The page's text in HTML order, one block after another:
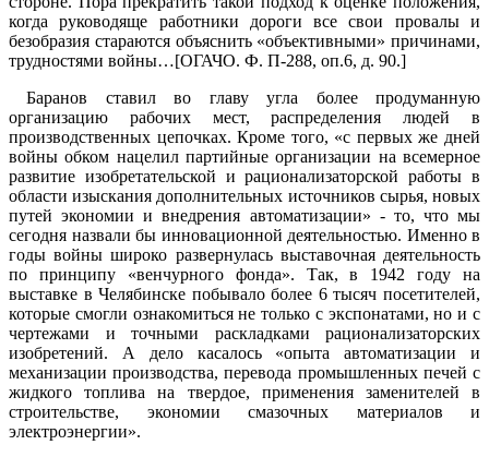
когда руководяще работники дороги все свои провалы и
безобразия стараются объяснить «объективными» причинами,
трудностями войны…[ОГАЧО. Ф. П-288, оп.6, д. 90.]
Баранов ставил во главу угла более продуманную
организацию рабочих мест, распределения людей в
производственных цепочках. Кроме того, «с первых же дней
войны обком нацелил партийные организации на всемерное
развитие изобретательской и рационализаторской работы в
области изыскания дополнительных источников сырья, новых
путей экономии и внедрения автоматизации» - то, что мы
сегодня назвали бы инновационной деятельностью. Именно в
годы войны широко развернулась выставочная деятельность
по принципу «венчурного фонда». Так, в 1942 году на
выставке в Челябинске побывало более 6 тысяч посетителей,
которые смогли ознакомиться не только с экспонатами, но и с
чертежами и точными раскладками рационализаторских
изобретений. А дело касалось «опыта автоматизации и
механизации производства, перевода промышленных печей с
жидкого топлива на твердое, применения заменителей в
строительстве, экономии смазочных материалов и
электроэнергии».